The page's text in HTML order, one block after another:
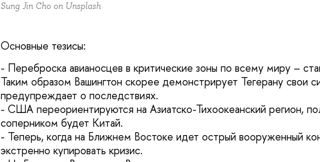
Sung Jin Cho on Unsplash
Основные тезисы:
- Переброска авианосцев в критические зоны по всему миру –
Таким образом Вашингтон скорее демонстрирует Тегерану свои
предупреждает о последствиях.
- США переориентируются на Азиатско-Тихоокеанский регион,
соперником будет Китай.
- Теперь, когда на Ближнем Востоке идет острый вооруженный
экстренно купировать кризис.